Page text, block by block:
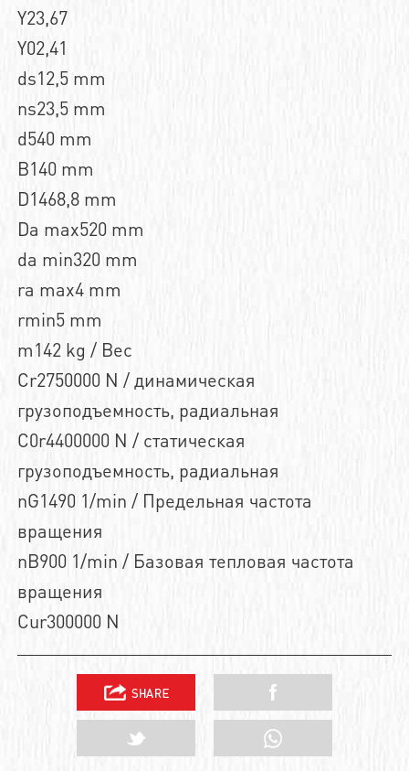
Y23,67
Y02,41
ds12,5 mm
ns23,5 mm
d540 mm
B140 mm
D1468,8 mm
Da max520 mm
da min320 mm
ra max4 mm
rmin5 mm
m142 kg / Вес
Cr2750000 N / динамическая
грузоподъемность, радиальная
C0r4400000 N / статическая
грузоподъемность, радиальная
nG1490 1/min / Предельная частота
вращения
nB900 1/min / Базовая тепловая частота
вращения
Cur300000 N